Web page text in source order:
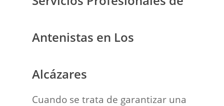
Antenistas en Los
Alcázares
Cuando se trata de garantizar una